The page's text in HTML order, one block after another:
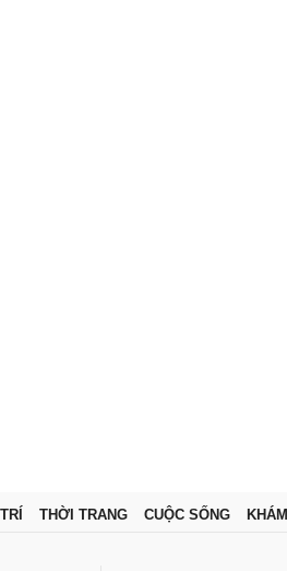
THỜI TRANG CUỘC SỐNG